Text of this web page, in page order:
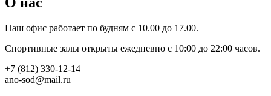
Наш офис работает по будням с 10.00 до 17.00.
Спортивные залы открыты ежедневно с 10:00 до 22:00 часов.
+7 (812) 330-12-14
ano-sod@mail.ru